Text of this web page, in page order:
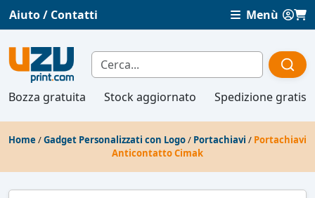
Aiuto / Contatti Menù
Bozza gratuita Stock aggiornato Spedizione gratis
Home /Gadget Personalizzati con Logo/ Portachiavi / Portachiavi
Anticontatto Cimak